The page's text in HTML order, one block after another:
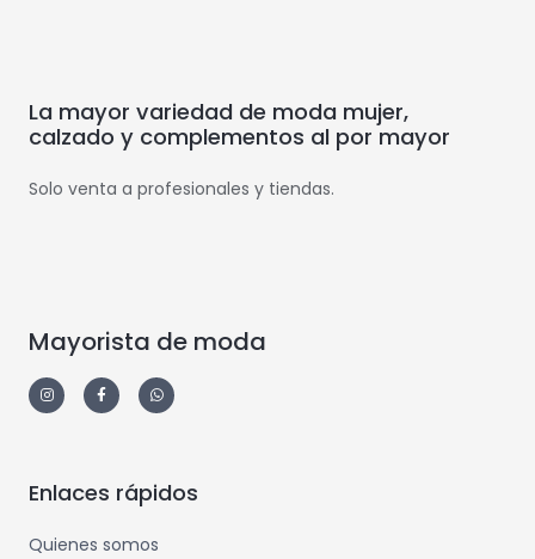
La mayor variedad de moda mujer,
calzado y complementos al por mayor
Solo venta a profesionales y tiendas.
Mayorista de moda
Enlaces rápidos
Quienes somos